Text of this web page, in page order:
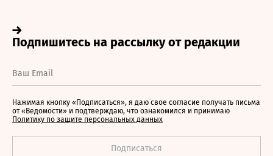
Нажимая кнопку «Подписаться», я даю свое согласие получать письма
от «Ведомости» и подтверждаю, что ознакомился и принимаю
Политику по защите персональных данных